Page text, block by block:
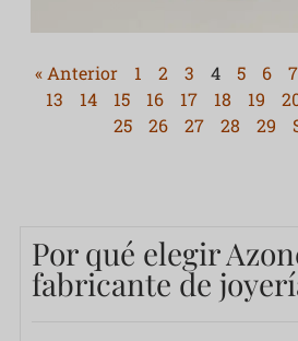
« Anterior 1 2 3 4 5 6 7
13
14 15 16 17 18 19
25
26 27 28 29
Por qué elegir
fabricante de